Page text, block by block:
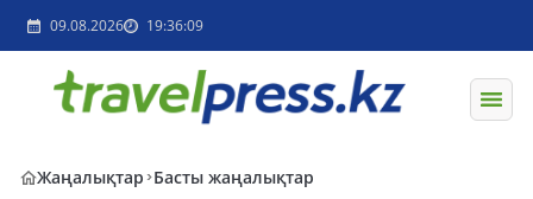
09.08.2026 19:36:09
Жаңалықтар Басты жаңалықтар